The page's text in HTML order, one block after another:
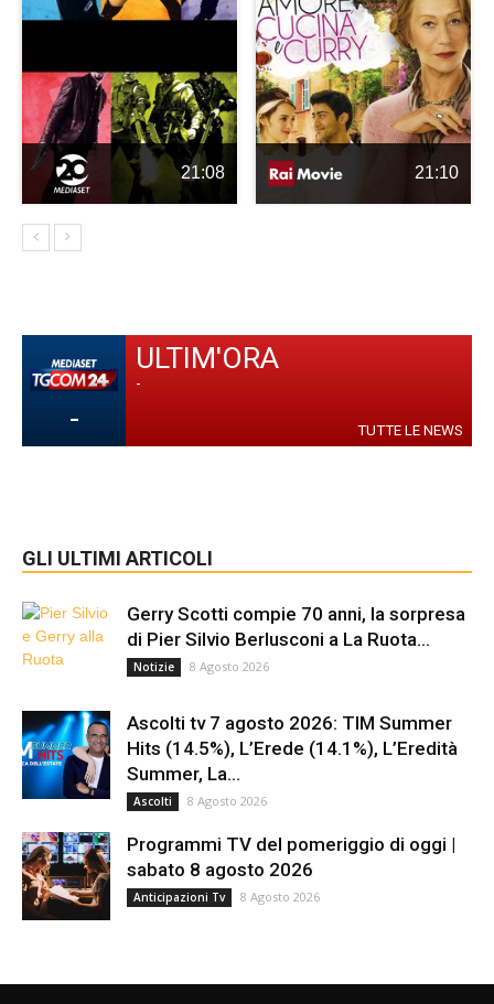
21:08 21:10
-
ULTIM'ORA
-
TUTTE LE NEWS
GLI ULTIMI ARTICOLI
Gerry Scotti compie 70 anni, la sorpresa
di Pier Silvio Berlusconi a La Ruota...
Notizie 8 Agosto 2026
Ascolti tv 7 agosto 2026: TIM Summer
Hits (14.5%), L’Erede (14.1%), L’Eredità
Summer, La...
Ascolti 8 Agosto 2026
Programmi TV del pomeriggio di oggi |
sabato 8 agosto 2026
Anticipazioni Tv 8 Agosto 2026